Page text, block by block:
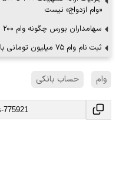
«وام ازدواج» نیست
سهامداران بورس چگونه وام ۲۰۰ میلیون تومانی دریافت کنند؟
ثبت نام وام ۷۵ میلیون تومانی بازنشستگان آغاز شد
وام حساب بانکی